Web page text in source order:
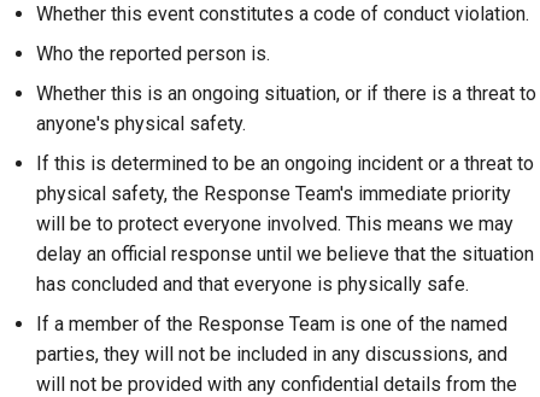
Whether this event constitutes a code of conduct violation.
Who the reported person is.
Whether this is an ongoing situation, or if there is a threat to
anyone's physical safety.
If this is determined to be an ongoing incident or a threat to
physical safety, the Response Team's immediate priority
will be to protect everyone involved. This means we may
delay an official response until we believe that the situation
has concluded and that everyone is physically safe.
If a member of the Response Team is one of the named
parties, they will not be included in any discussions, and
will not be provided with any confidential details from the